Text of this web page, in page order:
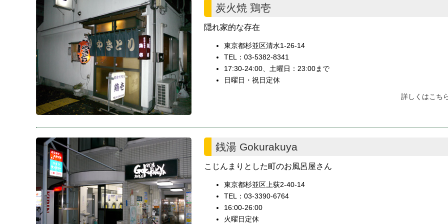
炭火焼 鶏壱
隠れ家的な存在
東京都杉並区清水1-26-14
TEL：03-5382-8341
17:30-24:00、土曜日：23:00まで
日曜日・祝日定休
詳しくはこち
銭湯 Gokurakuya
こじんまりとした町のお風呂屋さん
東京都杉並区上荻2-40-14
TEL：03-3390-6764
16:00-26:00
火曜日定休